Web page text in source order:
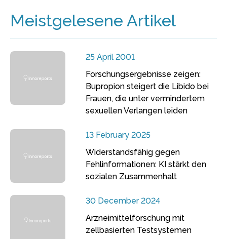
Meistgelesene Artikel
25 April 2001
Forschungsergebnisse zeigen:
Bupropion steigert die Libido bei
Frauen, die unter vermindertem
sexuellen Verlangen leiden
13 February 2025
Widerstandsfähig gegen
Fehlinformationen: KI stärkt den
sozialen Zusammenhalt
30 December 2024
Arzneimittelforschung mit
zellbasierten Testsystemen